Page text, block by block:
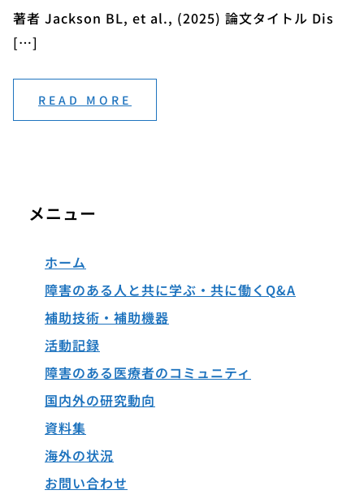
著者 Jackson BL, et al., (2025) 論文タイトル Dis
[…]
READ MORE
メニュー
ホーム
障害のある人と共に学ぶ・共に働くQ&A
補助技術・補助機器
活動記録
障害のある医療者のコミュニティ
国内外の研究動向
資料集
海外の状況
お問い合わせ